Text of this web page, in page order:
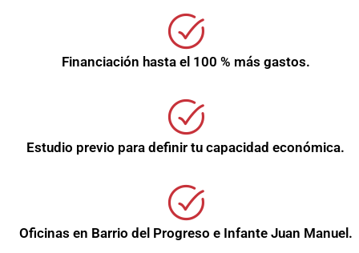
Financiación hasta el 100 % más gastos.
Estudio previo para definir tu capacidad económica.
Oficinas en Barrio del Progreso e Infante Juan Manuel.